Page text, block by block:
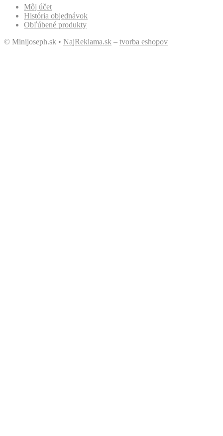
Môj účet
História objednávok
Obľúbené produkty
© Minijoseph.sk • NajReklama.sk – tvorba eshopov